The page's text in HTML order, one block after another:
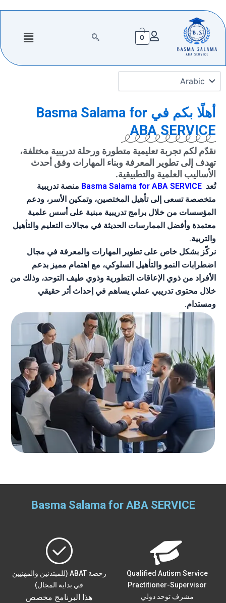
إلى
المحتوى
0 القائمة
أهلًا بكم في Basma Salama for
ABA SERVICE
نقدّم لكم تجربة تعليمية متطورة ورحلة تدريبية مختلفة،
تهدف إلى تطوير المعرفة وبناء المهارات وفق أحدث
الأساليب العلمية والتطبيقية.
تُعد Basma Salama for ABA SERVICE منصة تدريبية
متخصصة تسعى إلى تأهيل المختصين، وتمكين الأسر، ودعم
المؤسسات من خلال برامج تدريبية مبنية على أسس علمية
معتمدة وأفضل الممارسات الحديثة في مجالات التعليم والتأهيل
والتربية.
نركّز بشكل خاص على تطوير المهارات والمعرفة في مجال
اضطرابات النمو والتأهيل السلوكي، مع اهتمام مميز بدعم
الأفراد من ذوي الإعاقات التطورية وذوي طيف التوحد، وذلك من
خلال محتوى تدريبي عملي يساهم في إحداث أثر حقيقي
ومستدام.
Basma Salama for ABA SERVICE
Qualified Autism Service
Practitioner-Supervisor
مشرف توحد دولي
رخصة ABAT (للمبتدئين والمهنيين
في بداية المجال)
هذا البرنامج مخصص